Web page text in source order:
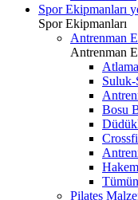
Spor Ekipmanları
Spor Ekipmanları
Antrenman
Antrenman
Suluk-
Bosu
Pilates